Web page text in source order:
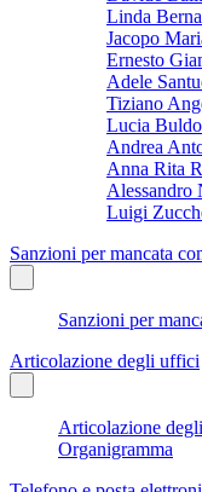
Linda
Jacopo
Ernesto
Adele
Tiziano
Lucia Buldo
Andrea
Anna Rita
Alessandro
Luigi
Sanzioni per mancata
Sanzioni per
Articolazione degli uffici
Articolazione
Organigramma